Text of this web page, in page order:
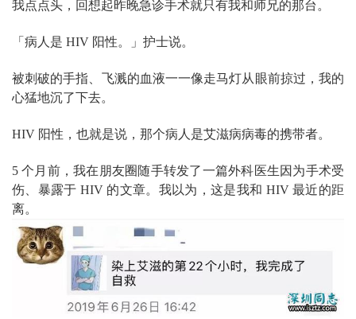
我点点头，回想起昨晚急诊手术就只有我和师兄的那台。
「病人是 HIV 阳性。」护士说。
被刺破的手指、飞溅的血液一一像走马灯从眼前掠过，我的
心猛地沉了下去。
HIV 阳性，也就是说，那个病人是艾滋病病毒的携带者。
5 个月前，我在朋友圈随手转发了一篇外科医生因为手术受
伤、暴露于 HIV 的文章。我以为，这是我和 HIV 最近的距
离。